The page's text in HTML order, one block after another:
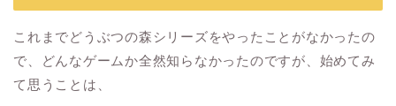
これまでどうぶつの森シリーズをやったことがなかったの
で、どんなゲームか全然知らなかったのですが、始めてみ
て思うことは、